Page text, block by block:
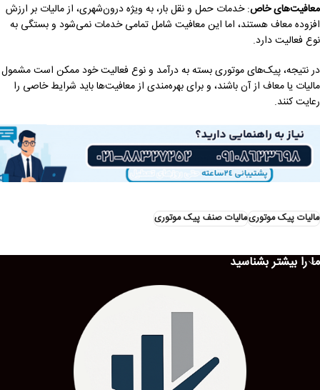
معافیت‌های خاص: خدمات حمل و نقل بار، به ویژه درون‌شهری، از مالیات بر ارزش
افزوده معاف هستند، اما این معافیت شامل تمامی خدمات نمی‌شود و بستگی به
نوع فعالیت دارد.
در نتیجه، پیک‌های موتوری بسته به درآمد و نوع فعالیت خود ممکن است مشمول
مالیات یا معاف از آن باشند، و برای بهره‌مندی از معافیت‌ها باید شرایط خاصی را
رعایت کنند.
مالیات پیک موتوریمالیات صنف پیک موتوری
ما را بیشتر بشناسید